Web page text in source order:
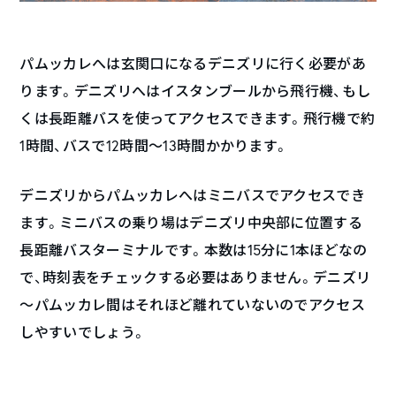
パムッカレへは玄関口になるデニズリに行く必要があ
ります。デニズリへはイスタンブールから飛行機、もし
くは長距離バスを使ってアクセスできます。飛行機で約
1時間、バスで12時間～13時間かかります。
デニズリからパムッカレへはミニバスでアクセスでき
ます。ミニバスの乗り場はデニズリ中央部に位置する
長距離バスターミナルです。本数は15分に1本ほどなの
で、時刻表をチェックする必要はありません。デニズリ
～パムッカレ間はそれほど離れていないのでアクセス
しやすいでしょう。